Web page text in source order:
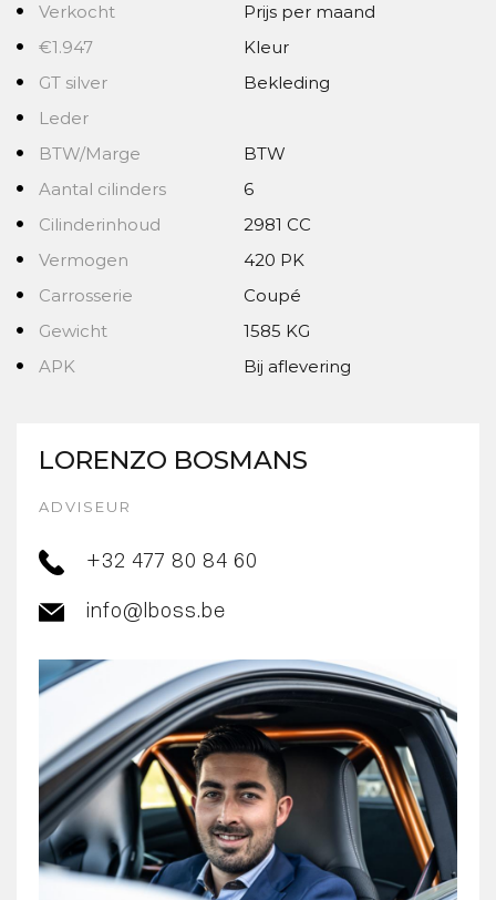
Verkocht
Prijs per maand
€1.947
Kleur
GT silver
Bekleding
Leder
BTW/Marge
BTW
Aantal cilinders
6
Cilinderinhoud
2981 CC
Vermogen
420 PK
Carrosserie
Coupé
Gewicht
1585 KG
APK
Bij aflevering
LORENZO BOSMANS
ADVISEUR
+32 477 80 84 60
info@lboss.be